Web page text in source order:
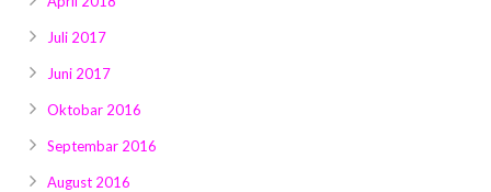
Juli 2017
Juni 2017
Oktobar 2016
Septembar 2016
August 2016